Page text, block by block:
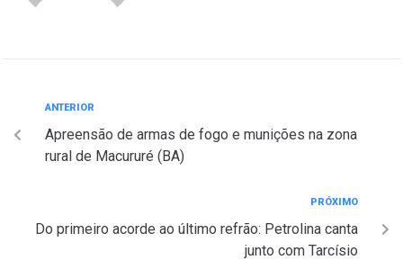
ANTERIOR
Apreensão de armas de fogo e munições na zona
rural de Macururé (BA)
PRÓXIMO
Do primeiro acorde ao último refrão: Petrolina canta
junto com Tarcísio